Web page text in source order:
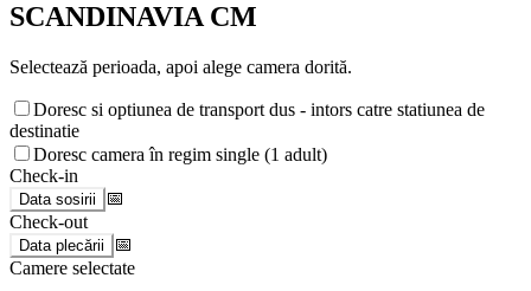
SCANDINAVIA CM
Selectează perioada, apoi alege camera dorită.
Doresc si optiunea de transport dus - intors catre statiunea de
destinatie
Doresc camera în regim single (1 adult)
Check-in
Data sosirii
📅
Check-out
Data plecării
📅
Camere selectate